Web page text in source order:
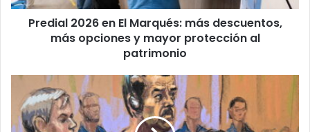
opciones
patrimonio
Predial 2026 en El Marqués: más descuentos,
más opciones y mayor protección al
patrimonio
Nicolás
Maduro
comparece
ante